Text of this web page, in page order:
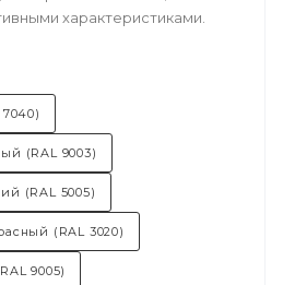
характеристиками.
ПУ
применения:
(RAL 9003)
(RAL 5005)
(RAL 3020)
9005)